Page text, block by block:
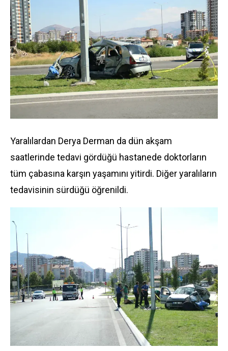
Yaralılardan Derya Derman da dün akşam
saatlerinde tedavi gördüğü hastanede doktorların
tüm çabasına karşın yaşamını yitirdi. Diğer yaralıların
tedavisinin sürdüğü öğrenildi.